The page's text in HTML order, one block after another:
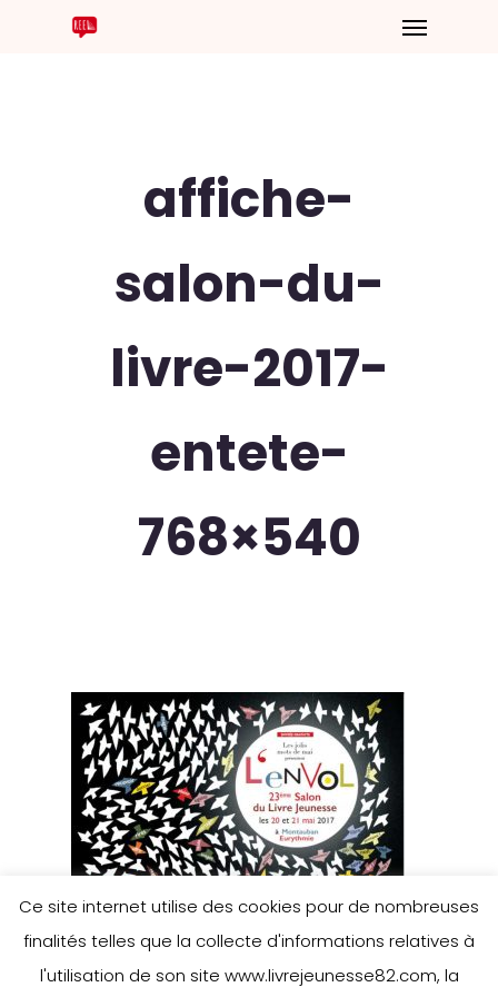
affiche-
salon-du-
livre-2017-
entete-
768×540
Ce site internet utilise des cookies pour de nombreuses
finalités telles que la collecte d'informations relatives à
l'utilisation de son site www.livrejeunesse82.com, la